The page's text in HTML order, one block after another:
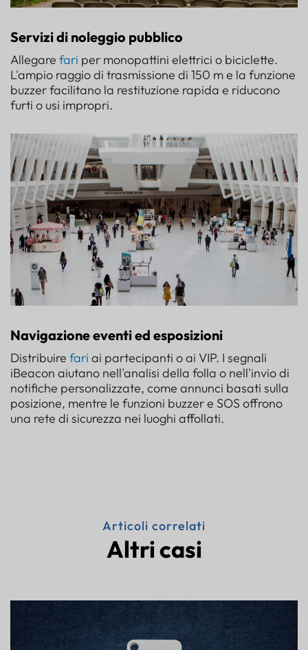
Servizi di noleggio pubblico
Allegare fari per monopattini elettrici o biciclette.
L'ampio raggio di trasmissione di 150 m e la funzione
buzzer facilitano la restituzione rapida e riducono
furti o usi impropri.
Navigazione eventi ed esposizioni
Distribuire fari ai partecipanti o ai VIP. I segnali
iBeacon aiutano nell'analisi della folla o nell'invio di
notifiche personalizzate, come annunci basati sulla
posizione, mentre le funzioni buzzer e SOS offrono
una rete di sicurezza nei luoghi affollati.
Articoli correlati
Altri casi